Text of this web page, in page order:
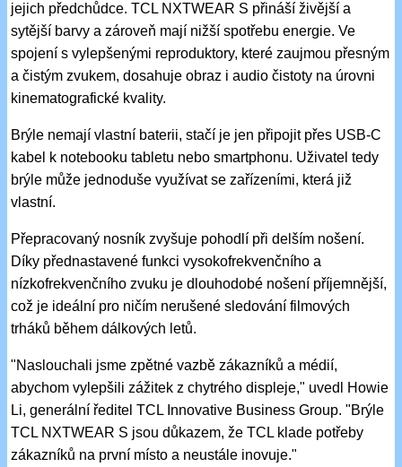
jejich předchůdce. TCL NXTWEAR S přináší živější a
sytější barvy a zároveň mají nižší spotřebu energie. Ve
spojení s vylepšenými reproduktory, které zaujmou přesným
a čistým zvukem, dosahuje obraz i audio čistoty na úrovni
kinematografické kvality.
Brýle nemají vlastní baterii, stačí je jen připojit přes USB-C
kabel k notebooku tabletu nebo smartphonu. Uživatel tedy
brýle může jednoduše využívat se zařízeními, která již
vlastní.
Přepracovaný nosník zvyšuje pohodlí při delším nošení.
Díky přednastavené funkci vysokofrekvenčního a
nízkofrekvenčního zvuku je dlouhodobé nošení příjemnější,
což je ideální pro ničím nerušené sledování filmových
trháků během dálkových letů.
"Naslouchali jsme zpětné vazbě zákazníků a médií,
abychom vylepšili zážitek z chytrého displeje," uvedl Howie
Li, generální ředitel TCL Innovative Business Group. "Brýle
TCL NXTWEAR S jsou důkazem, že TCL klade potřeby
zákazníků na první místo a neustále inovuje."